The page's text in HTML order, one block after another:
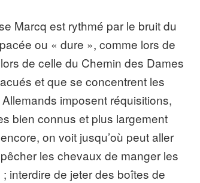
Marcq est rythmé par le bruit du
ou « dure », comme lors de
de celle du Chemin des Dames
et que se concentrent les
imposent réquisitions,
bien connus et plus largement
on voit jusqu’où peut aller
les chevaux de manger les
interdire de jeter des boîtes de